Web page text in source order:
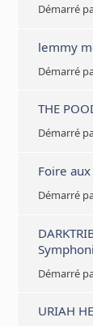
Démarré
lemmy
Démarré
THE
Démarré
Foire
Démarré
Démarré
URIAH